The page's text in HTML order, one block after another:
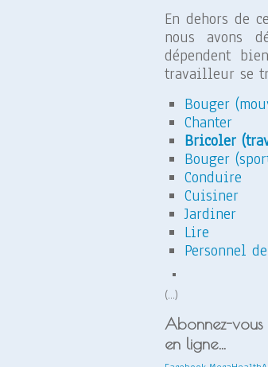
En dehors de
nous avons
dépendent
travailleur se
Bouger
Chanter
Bricoler
Bouger
Conduire
Cuisiner
Jardiner
Lire
Personnel
(…)
Abonnez-
en ligne…